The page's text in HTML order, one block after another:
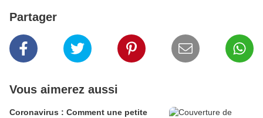
Partager
Vous aimerez aussi
Coronavirus : Comment une petite